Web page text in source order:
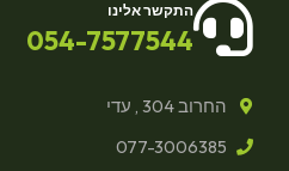
התקשר אלינו
054-7577544
החרוב 304 , עדי
077-3006385